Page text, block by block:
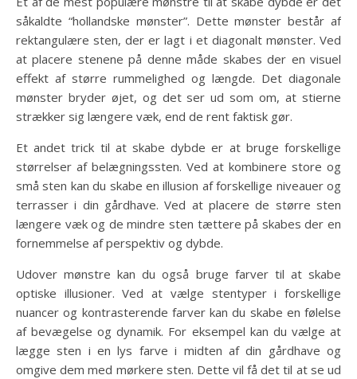
såkaldte “hollandske mønster”. Dette mønster består af
rektangulære sten, der er lagt i et diagonalt mønster. Ved
at placere stenene på denne måde skabes der en visuel
effekt af større rummelighed og længde. Det diagonale
mønster bryder øjet, og det ser ud som om, at stierne
strækker sig længere væk, end de rent faktisk gør.
Et andet trick til at skabe dybde er at bruge forskellige
størrelser af belægningssten. Ved at kombinere store og
små sten kan du skabe en illusion af forskellige niveauer og
terrasser i din gårdhave. Ved at placere de større sten
længere væk og de mindre sten tættere på skabes der en
fornemmelse af perspektiv og dybde.
Udover mønstre kan du også bruge farver til at skabe
optiske illusioner. Ved at vælge stentyper i forskellige
nuancer og kontrasterende farver kan du skabe en følelse
af bevægelse og dynamik. For eksempel kan du vælge at
lægge sten i en lys farve i midten af din gårdhave og
omgive dem med mørkere sten. Dette vil få det til at se ud